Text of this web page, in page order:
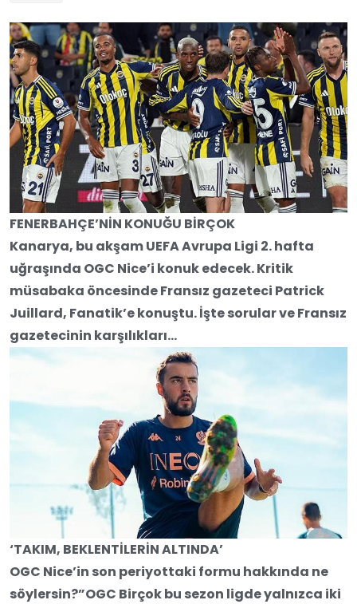
FENERBAHÇE’NİN KONUĞU BİRÇOK
Kanarya, bu akşam UEFA Avrupa Ligi 2. hafta
uğraşında OGC Nice’i konuk edecek. Kritik
müsabaka öncesinde Fransız gazeteci Patrick
Juillard, Fanatik’e konuştu. İşte sorular ve Fransız
gazetecinin karşılıkları…
‘TAKIM, BEKLENTİLERİN ALTINDA’
OGC Nice’in son periyottaki formu hakkında ne
söylersin?”OGC Birçok bu sezon ligde yalnızca iki